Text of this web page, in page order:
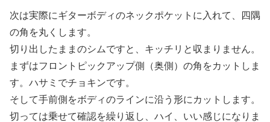
次は実際にギターボディのネックポケットに入れて、四隅
の角を丸くします。
切り出したままのシムですと、キッチリと収まりません。
まずはフロントピックアップ側（奥側）の角をカットしま
す。ハサミでチョキンです。
そして手前側をボディのラインに沿う形にカットします。
切っては乗せて確認を繰り返し、ハイ、いい感じになりま